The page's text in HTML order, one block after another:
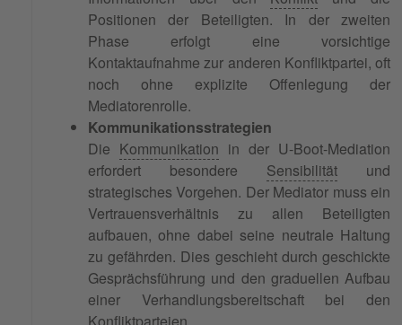
Positionen der Beteiligten. In der zweiten
Phase erfolgt eine vorsichtige
Kontaktaufnahme zur anderen Konfliktpartei, oft
noch ohne explizite Offenlegung der
Mediatorenrolle.
Kommunikationsstrategien
Die Kommunikation in der U-Boot-Mediation
erfordert besondere Sensibilität und
strategisches Vorgehen. Der Mediator muss ein
Vertrauensverhältnis zu allen Beteiligten
aufbauen, ohne dabei seine neutrale Haltung
zu gefährden. Dies geschieht durch geschickte
Gesprächsführung und den graduellen Aufbau
einer Verhandlungsbereitschaft bei den